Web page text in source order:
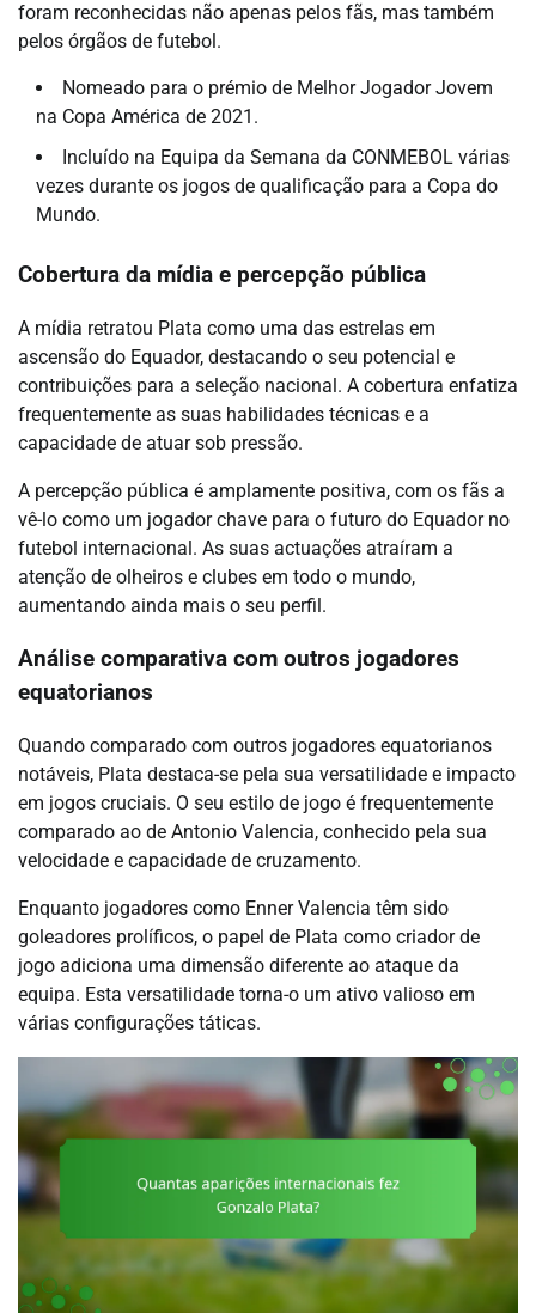
foram reconhecidas não apenas pelos fãs, mas também
pelos órgãos de futebol.
Nomeado para o prémio de Melhor Jogador Jovem
na Copa América de 2021.
Incluído na Equipa da Semana da CONMEBOL várias
vezes durante os jogos de qualificação para a Copa do
Mundo.
Cobertura da mídia e percepção pública
A mídia retratou Plata como uma das estrelas em
ascensão do Equador, destacando o seu potencial e
contribuições para a seleção nacional. A cobertura enfatiza
frequentemente as suas habilidades técnicas e a
capacidade de atuar sob pressão.
A percepção pública é amplamente positiva, com os fãs a
vê-lo como um jogador chave para o futuro do Equador no
futebol internacional. As suas actuações atraíram a
atenção de olheiros e clubes em todo o mundo,
aumentando ainda mais o seu perfil.
Análise comparativa com outros jogadores
equatorianos
Quando comparado com outros jogadores equatorianos
notáveis, Plata destaca-se pela sua versatilidade e impacto
em jogos cruciais. O seu estilo de jogo é frequentemente
comparado ao de Antonio Valencia, conhecido pela sua
velocidade e capacidade de cruzamento.
Enquanto jogadores como Enner Valencia têm sido
goleadores prolíficos, o papel de Plata como criador de
jogo adiciona uma dimensão diferente ao ataque da
equipa. Esta versatilidade torna-o um ativo valioso em
várias configurações táticas.